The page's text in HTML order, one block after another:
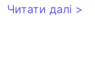
Читати далі >